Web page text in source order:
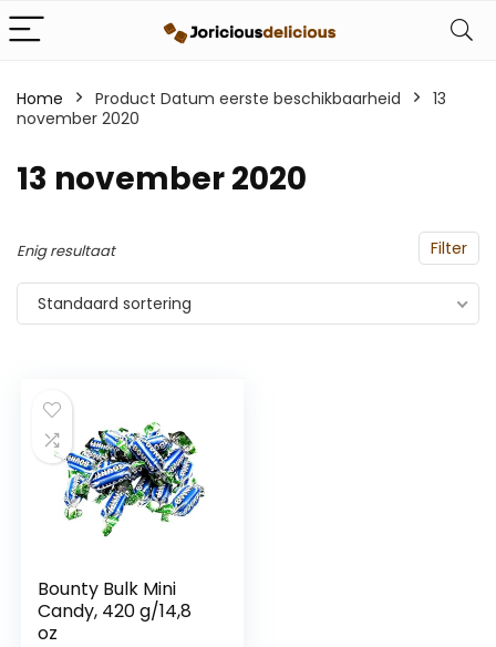
Home Product Datum eerste beschikbaarheid
13
november 2020
13 november 2020
Filter
Enig resultaat
Standaard sortering
Bounty Bulk Mini
Candy, 420 g/14,8
oz